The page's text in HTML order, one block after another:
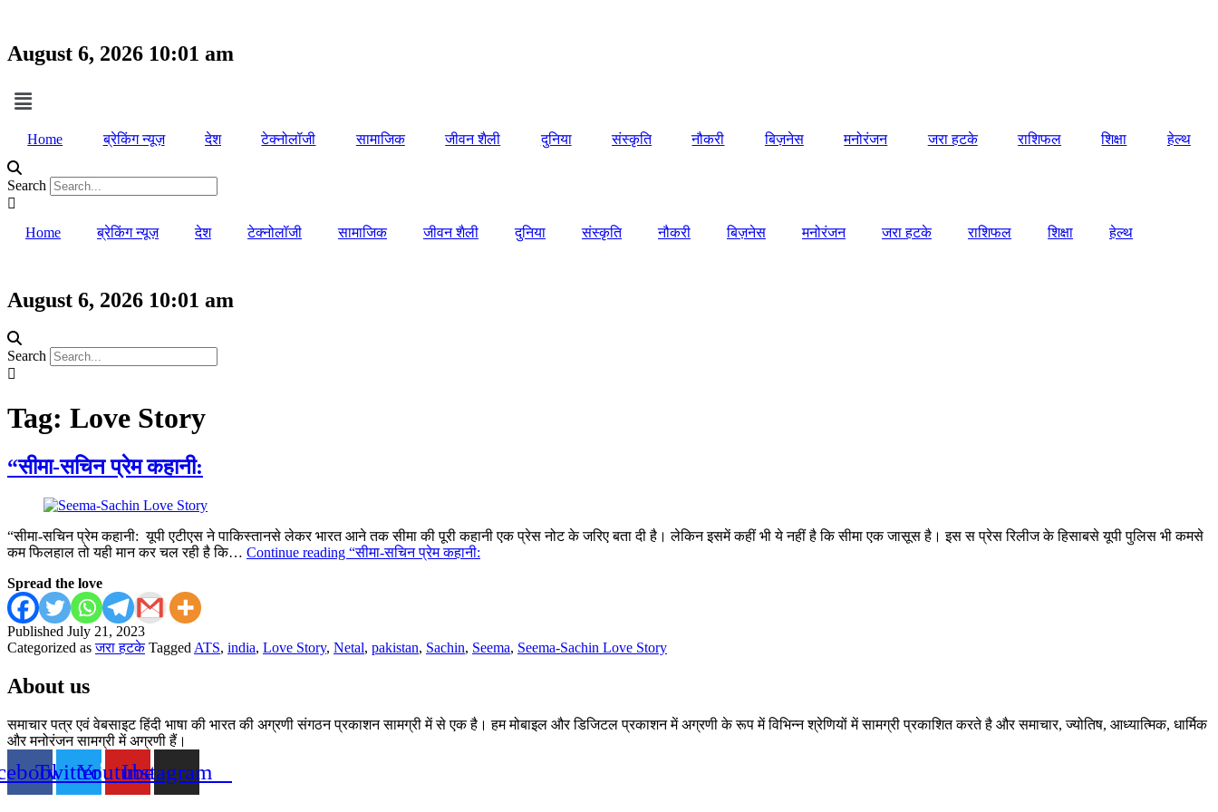
August 6, 2026 10:01 am
Home ब्रेकिंग न्यूज़ देश टेक्नोलॉजी सामाजिक जीवन शैली दुनिया संस्कृति नौकरी बिज़नेस मनोरंजन जरा हटके राशिफल शिक्षा हेल्थ
Search
Home ब्रेकिंग न्यूज़ देश टेक्नोलॉजी सामाजिक जीवन शैली दुनिया संस्कृति नौकरी बिज़नेस मनोरंजन जरा हटके राशिफल शिक्षा हेल्थ
August 6, 2026 10:01 am
Search
Tag: Love Story
“सीमा-सचिन प्रेम कहानी:
“सीमा-सचिन प्रेम कहानी: यूपी एटीएस ने पाकिस्तानसे लेकर भारत आने तक सीमा की पूरी कहानी एक प्रेस नोट के जरिए बता दी है। लेकिन इसमें कहीं भी ये नहीं है कि सीमा एक जासूस है। इस स प्रेस रिलीज के हिसाबसे यूपी पुलिस भी कमसे
कम फिलहाल तो यही मान कर चल रही है कि… Continue reading “सीमा-सचिन प्रेम कहानी:
Spread the love
Published July 21, 2023
Categorized asजरा हटके Tagged ATS, india, Love Story, Netal, pakistan, Sachin, Seema, Seema-Sachin Love Story
About us
समाचार पत्र एवं वेबसाइट हिंदी भाषा की भारत की अग्रणी संगठन प्रकाशन सामग्री में से एक है। हम मोबाइल और डिजिटल प्रकाशन में अग्रणी के रूप में विभिन्न श्रेणियों में सामग्री प्रकाशित करते है और समाचार, ज्योतिष, आध्यात्मिक, धार्मिक
और मनोरंजन सामग्री में अग्रणी हैं।
TwitterYoutubeInstagram